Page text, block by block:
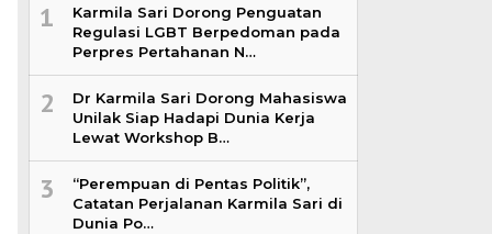
1
Karmila Sari Dorong Penguatan
Regulasi LGBT Berpedoman pada
Perpres Pertahanan N…
2
Dr Karmila Sari Dorong Mahasiswa
Unilak Siap Hadapi Dunia Kerja
Lewat Workshop B…
3
“Perempuan di Pentas Politik”,
Catatan Perjalanan Karmila Sari di
Dunia Po…